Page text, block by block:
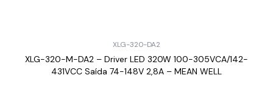
XLG-320-DA2
XLG-320-M-DA2 – Driver LED 320W 100-305VCA/142-
431VCC Saída 74-148V 2,8A – MEAN WELL